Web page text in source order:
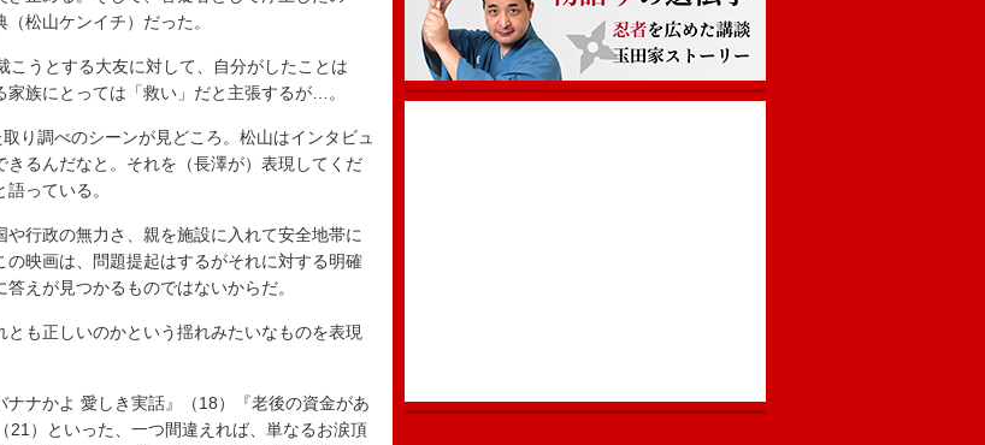
松山ケンイチ）だった。
うとする大友に対して、自分がしたことは
家族にとっては「救い」だと主張するが…。
り調べのシーンが見どころ。松山はインタビュ
るんだなと。それを（長澤が）表現してくだ
っている。
行政の無力さ、親を施設に入れて安全地帯に
映画は、問題提起はするがそれに対する明確
えが見つかるものではないからだ。
も正しいのかという揺れみたいなものを表現
ナかよ 愛しき実話』（18）『老後の資金があ
21）といった、一つ間違えれば、単なるお涙頂